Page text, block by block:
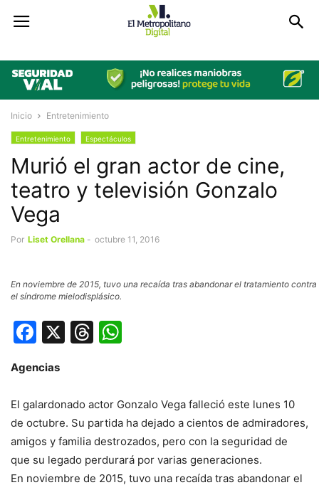
Inicio Entretenimiento
Entretenimiento Espectáculos
Murió el gran actor de cine,
teatro y televisión Gonzalo
Vega
Por Liset Orellana - octubre 11, 2016
En noviembre de 2015, tuvo una recaída tras abandonar el tratamiento contra
el síndrome mielodisplásico.
Facebook
X Threads
Agencias
El galardonado actor Gonzalo Vega falleció este lunes 10
de octubre. Su partida ha dejado a cientos de admiradores,
amigos y familia destrozados, pero con la seguridad de
que su legado perdurará por varias generaciones.
En noviembre de 2015, tuvo una recaída tras abandonar el